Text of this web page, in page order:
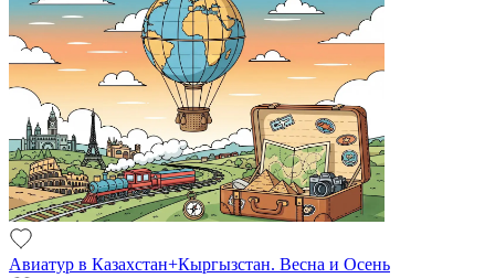
Авиатур в Казахстан+Кыргызстан. Весна и Осень